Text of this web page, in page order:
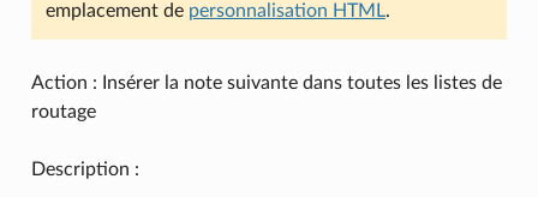
emplacement de personnalisation HTML.
Action : Insérer la note suivante dans toutes les listes de
routage
Description :